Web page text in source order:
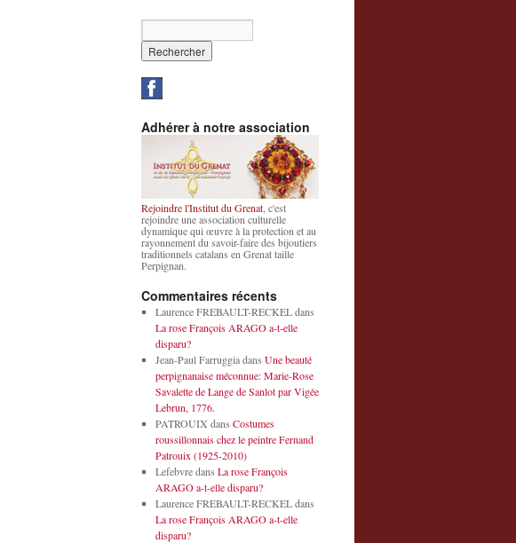
Adhérer à notre association
Rejoindre l'Institut du Grenat , c'est
rejoindre une association culturelle
dynamique qui œuvre à la protection et au
rayonnement du savoir-faire des bijoutiers
traditionnels catalans en Grenat taille
Perpignan.
Commentaires récents
Laurence FREBAULT-RECKELdans
La rose François ARAGO a-t-elle
disparu?
Jean-Paul Farruggiadans Une beauté
perpignanaise méconnue: Marie-Rose
Savalette de Lange de Sanlot par Vigée
Lebrun, 1776.
PATROUIX dans Costumes
roussillonnais chez le peintre Fernand
Patrouix (1925-2010)
Lefebvredans La rose François
ARAGO a-t-elle disparu?
Laurence FREBAULT-RECKELdans
La rose François ARAGO a-t-elle
disparu?